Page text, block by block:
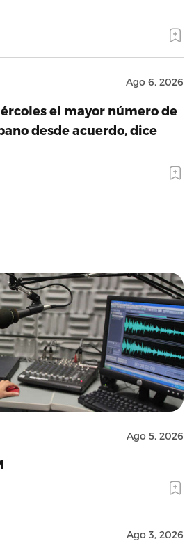
Ago 6, 2026
el mayor número de
desde acuerdo, dice
Ago 5, 2026
Ago 3, 2026